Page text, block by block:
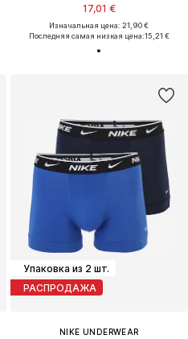
17,01 €
Изначальная цена: 21,90 €
Последняя самая низкая цена:15,21 €
Упаковка из 2 шт.
РАСПРОДАЖА
NIKE UNDERWEAR